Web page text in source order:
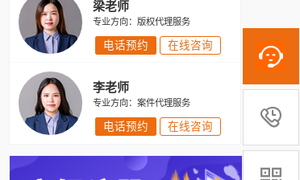
梁老师
专业方向：版权代理服务
电话预约 在线咨询
李老师
专业方向：案件代理服务
电话预约 在线咨询 